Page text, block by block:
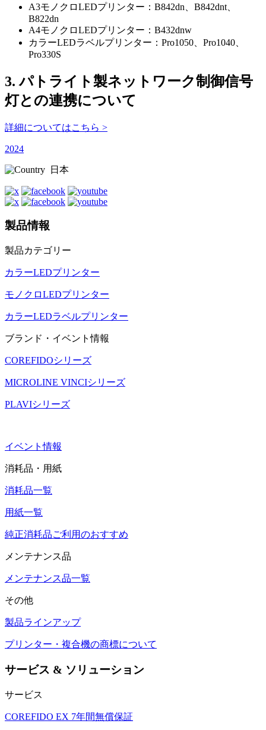
A3モノクロLEDプリンター：B842dn、B842dnt、
B822dn
A4モノクロLEDプリンター：B432dnw
カラーLEDラベルプリンター：Pro1050、Pro1040、
Pro330S
3. パトライト製ネットワーク制御信号
灯との連携について
詳細についてはこちら >
2024
日本
製品情報
製品カテゴリー
カラーLEDプリンター
モノクロLEDプリンター
カラーLEDラベルプリンター
ブランド・イベント情報
COREFIDOシリーズ
MICROLINE VINCIシリーズ
PLAVIシリーズ
イベント情報
消耗品・用紙
消耗品一覧
用紙一覧
純正消耗品ご利用のおすすめ
メンテナンス品
メンテナンス品一覧
その他
製品ラインアップ
プリンター・複合機の商標について
サービス & ソリューション
サービス
COREFIDO EX 7年間無償保証